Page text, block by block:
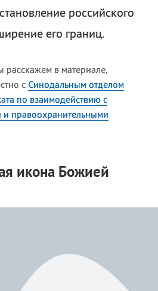
российского
его границ.
расскажем в материале,
с Синодальным отделом
по взаимодействию с
правоохранительными
икона Божией